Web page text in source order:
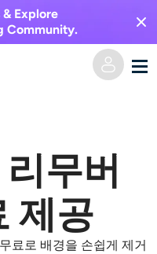
& Explore
Community.
무버
제공
료로 배경을 손쉽게 제거